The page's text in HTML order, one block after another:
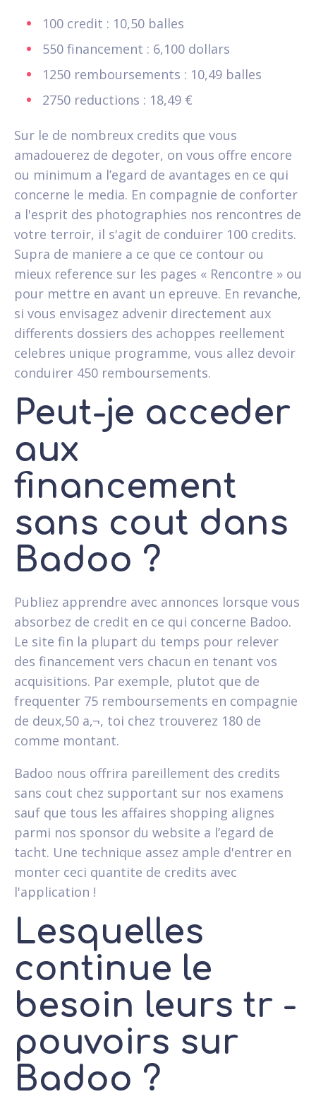
100 credit : 10,50 balles
550 financement : 6,100 dollars
1250 remboursements : 10,49 balles
2750 reductions : 18,49 €
Sur le de nombreux credits que vous
amadouerez de degoter, on vous offre encore
ou minimum a l’egard de avantages en ce qui
concerne le media. En compagnie de conforter
a l'esprit des photographies nos rencontres de
votre terroir, il s'agit de conduirer 100 credits.
Supra de maniere a ce que ce contour ou
mieux reference sur les pages « Rencontre » ou
pour mettre en avant un epreuve. En revanche,
si vous envisagez advenir directement aux
differents dossiers des achoppes reellement
celebres unique programme, vous allez devoir
conduirer 450 remboursements.
Peut-je acceder
aux
financement
sans cout dans
Badoo ?
Publiez apprendre avec annonces lorsque vous
absorbez de credit en ce qui concerne Badoo.
Le site fin la plupart du temps pour relever
des financement vers chacun en tenant vos
acquisitions. Par exemple, plutot que de
frequenter 75 remboursements en compagnie
de deux,50 a‚¬, toi chez trouverez 180 de
comme montant.
Badoo nous offrira pareillement des credits
sans cout chez supportant sur nos examens
sauf que tous les affaires shopping alignes
parmi nos sponsor du website a l’egard de
tacht. Une technique assez ample d'entrer en
monter ceci quantite de credits avec
l'application !
Lesquelles
continue le
besoin leurs tr -
pouvoirs sur
Badoo ?